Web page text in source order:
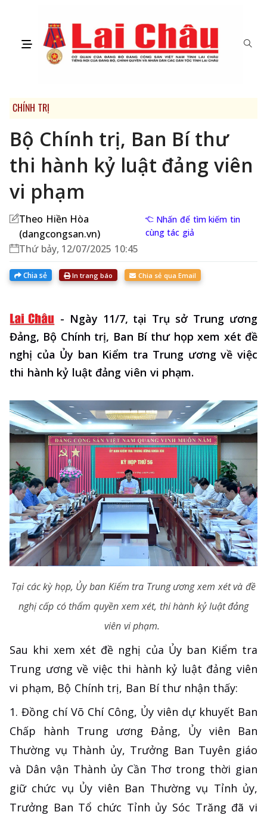
CHÍNH TRỊ
Bộ Chính trị, Ban Bí thư
thi hành kỷ luật đảng viên
vi phạm
Theo Hiền Hòa
(dangcongsan.vn)
Nhấn để tìm kiếm tin
cùng tác giả
Thứ bảy, 12/07/2025 10:45
Chia sẻ In trang báo Chia sẻ qua Email
- Ngày 11/7, tại Trụ sở Trung ương
Đảng, Bộ Chính trị, Ban Bí thư họp xem xét đề
nghị của Ủy ban Kiểm tra Trung ương về việc
thi hành kỷ luật đảng viên vi phạm.
Tại các kỳ họp, Ủy ban Kiểm tra Trung ương xem xét và đề
nghị cấp có thẩm quyền xem xét, thi hành kỷ luật đảng
viên vi phạm.
Sau khi xem xét đề nghị của Ủy ban Kiểm tra
Trung ương về việc thi hành kỷ luật đảng viên
vi phạm, Bộ Chính trị, Ban Bí thư nhận thấy:
1. Đồng chí Võ Chí Công, Ủy viên dự khuyết Ban
Chấp hành Trung ương Đảng, Ủy viên Ban
Thường vụ Thành ủy, Trưởng Ban Tuyên giáo
và Dân vận Thành ủy Cần Thơ trong thời gian
giữ chức vụ Ủy viên Ban Thường vụ Tỉnh ủy,
Trưởng Ban Tổ chức Tỉnh ủy Sóc Trăng đã vi